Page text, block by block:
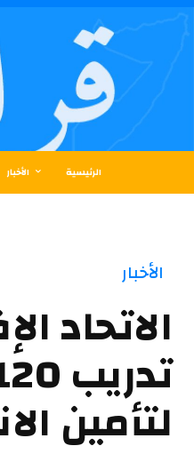
الرئيسية الأخبار
الأخبار
الاتحاد
لتأمين